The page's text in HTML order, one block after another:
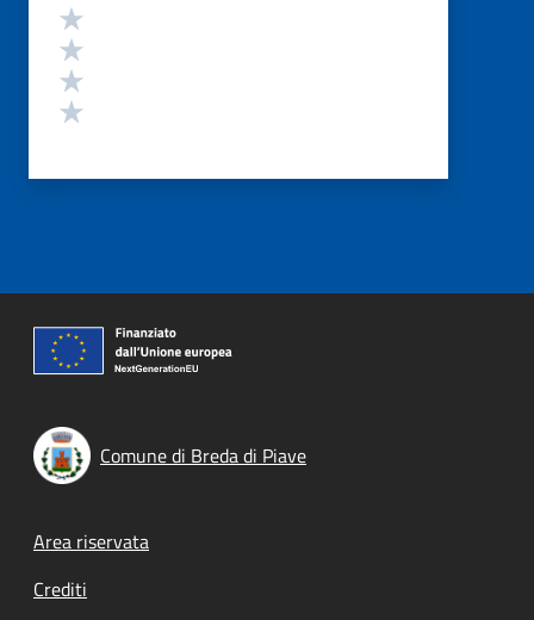
Comune di Breda di Piave
Footer menu
Area riservata
Crediti